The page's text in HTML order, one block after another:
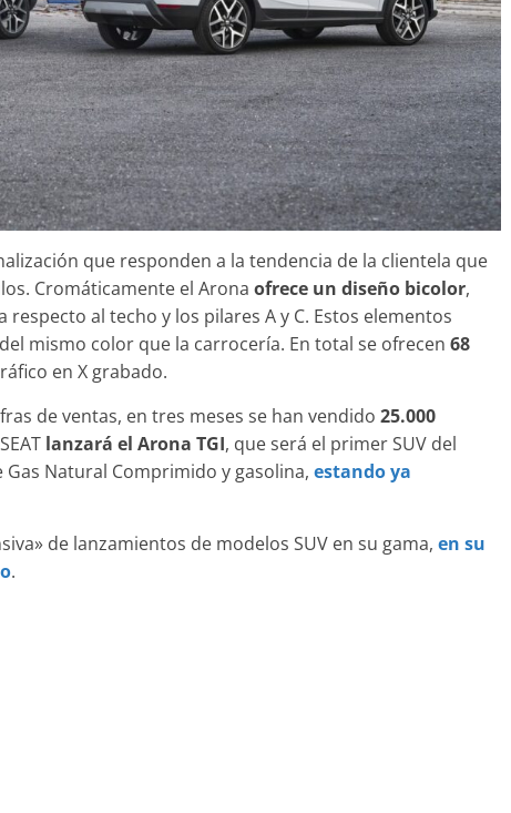
que responden a la tendencia de la clientela que
Cromáticamente el Arona ofrece un diseño bicolor,
al techo y los pilares A y C. Estos elementos
mismo color que la carrocería. En total se ofrecen 68
en X grabado.
de ventas, en tres meses se han vendido 25.000
lanzará el Arona TGI, que será el primer SUV del
Natural Comprimido y gasolina, estando ya
de lanzamientos de modelos SUV en su gama, en su
.